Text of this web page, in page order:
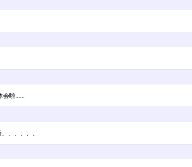
会啦......
、、、、、